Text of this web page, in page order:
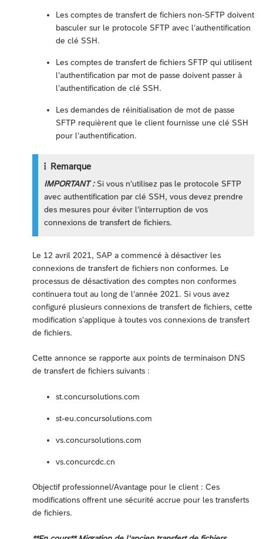
Les comptes de transfert de fichiers non-SFTP doivent
basculer sur le protocole SFTP avec l’authentification
de clé SSH.
Les comptes de transfert de fichiers SFTP qui utilisent
l’authentification par mot de passe doivent passer à
l’authentification de clé SSH.
Les demandes de réinitialisation de mot de passe
SFTP requièrent que le client fournisse une clé SSH
pour l’authentification.
Remarque
IMPORTANT :Si vous n’utilisez pas le protocole SFTP
avec authentification par clé SSH, vous devez prendre
des mesures pour éviter l’interruption de vos
connexions de transfert de fichiers.
Le 12 avril 2021, SAP a commencé à désactiver les
connexions de transfert de fichiers non conformes. Le
processus de désactivation des comptes non conformes
continuera tout au long de l’année 2021. Si vous avez
configuré plusieurs connexions de transfert de fichiers, cette
modification s’applique à toutes vos connexions de transfert
de fichiers.
Cette annonce se rapporte aux points de terminaison DNS
de transfert de fichiers suivants :
st.concursolutions.com
st-eu.concursolutions.com
vs.concursolutions.com
vs.concurcdc.cn
Objectif professionnel/Avantage pour le client : Ces
modifications offrent une sécurité accrue pour les transferts
de fichiers.